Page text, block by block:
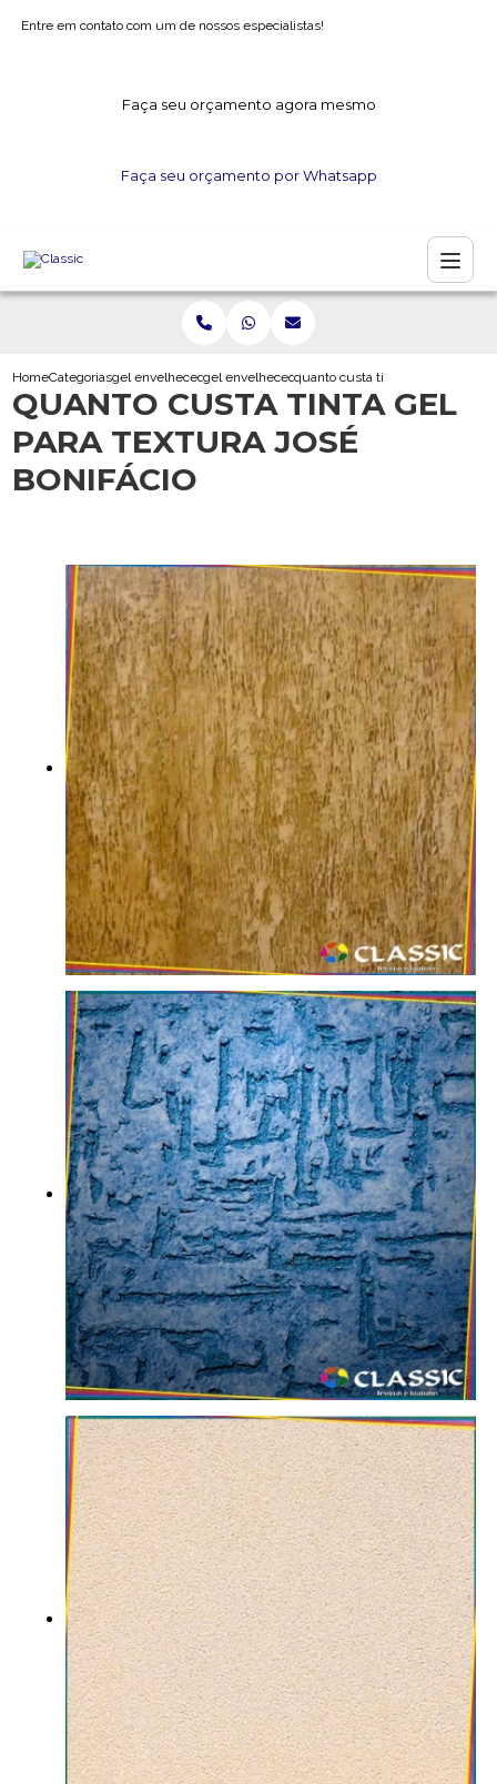
Entre em contato com um de nossos especialistas!
Faça seu orçamento agora mesmo
Faça seu orçamento por Whatsapp
HomeCategoriasgel envelhecedorgel envelhecedor para madeira
quanto custa tinta gel para
QUANTO CUSTA TINTA GEL
PARA TEXTURA JOSÉ
BONIFÁCIO